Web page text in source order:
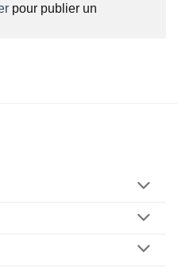
pour publier un